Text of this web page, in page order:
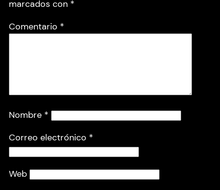
marcados con *
Comentario *
Nombre *
Correo electrónico *
Web